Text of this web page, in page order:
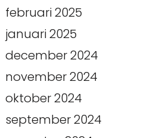
februari 2025
januari 2025
december 2024
november 2024
oktober 2024
september 2024